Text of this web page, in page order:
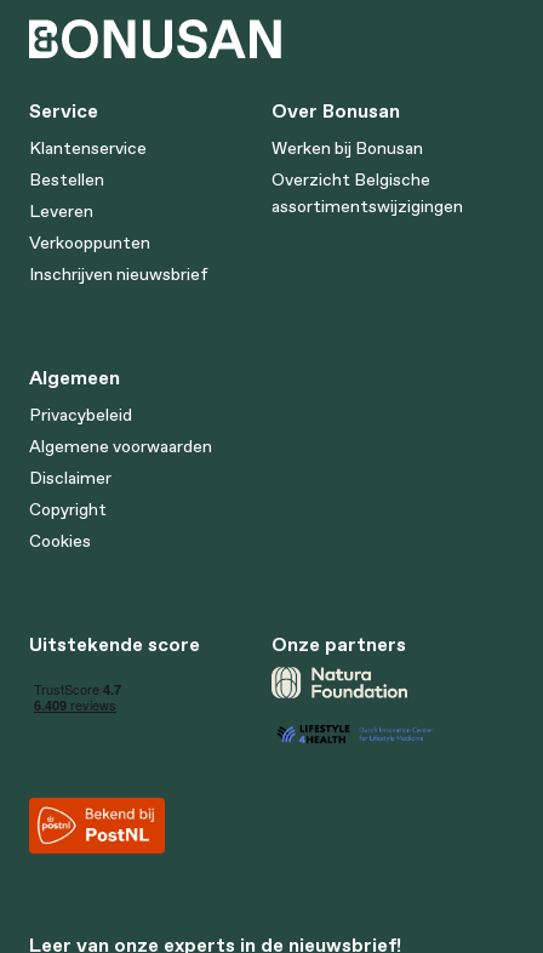
Service
Klantenservice
Bestellen
Leveren
Verkooppunten
Inschrijven nieuwsbrief
Over Bonusan
Werken bij Bonusan
Overzicht Belgische
assortimentswijzigingen
Algemeen
Privacybeleid
Algemene voorwaarden
Disclaimer
Copyright
Cookies
Uitstekende score Onze partners
Leer van onze experts in de nieuwsbrief!